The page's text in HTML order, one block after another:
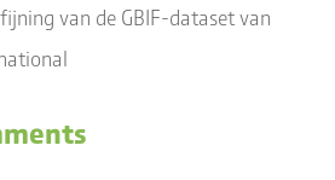
van de GBIF-dataset van